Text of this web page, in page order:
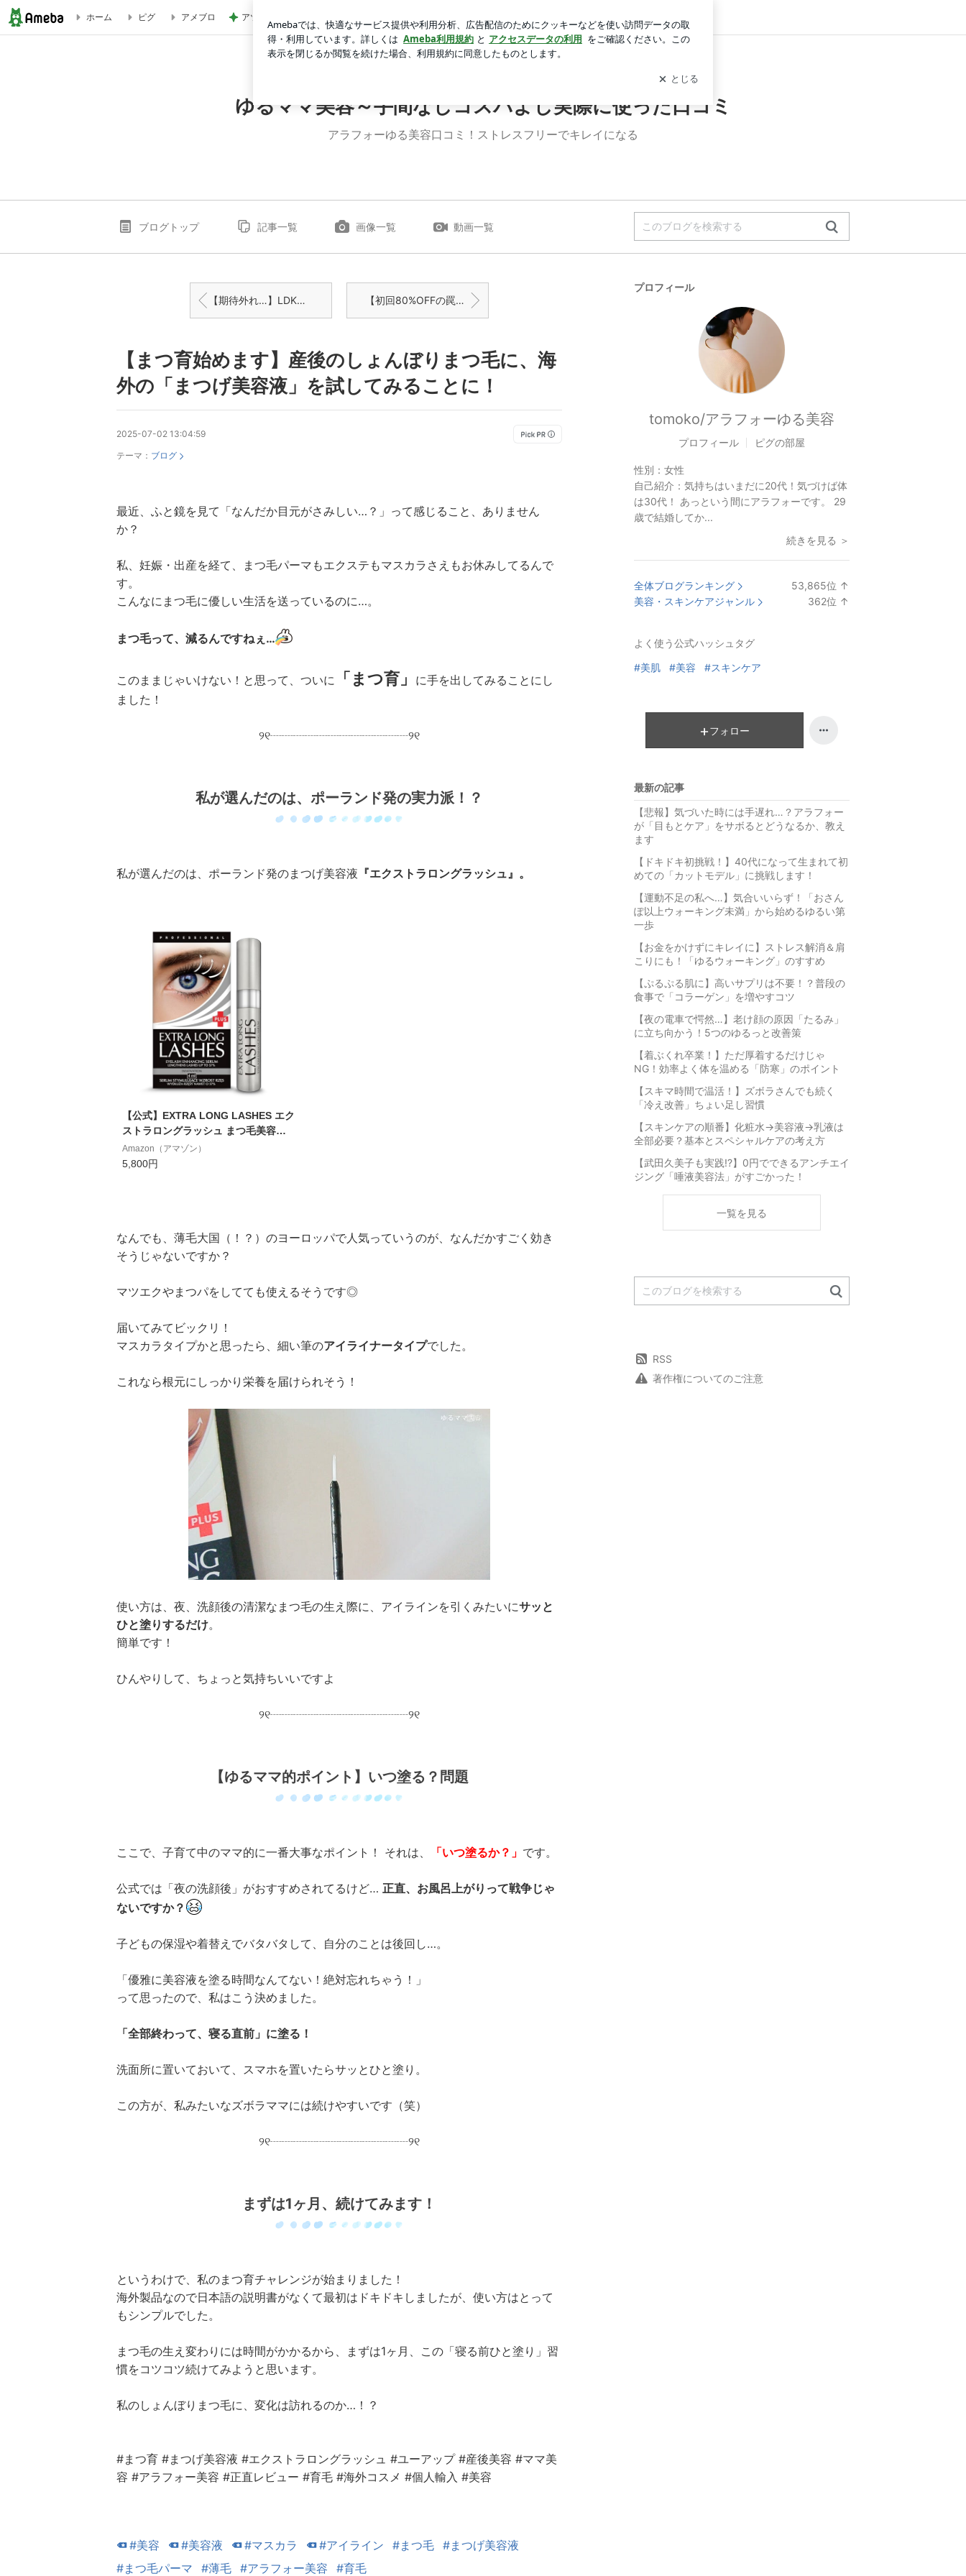
【まつ育始めます】産後のしょんぼりまつ毛に、海外の「まつげ美容液」を試してみることに！ | ゆるママ美容～手間なしコスパよし実際に使った口コミ
ホーム ピグ アメブロ アツアツで楽しすぎたライブコーナー 新規登録 ログイン
ゆるママ美容～手間なしコスパよし実際に使った口コミ
アラフォーゆる美容口コミ！ストレスフリーでキレイになる
ブログトップ 記事一覧 画像一覧 動画一覧
【期待外れ…】LDK高評価の「塗るナイトマスク」、私には合わなかった３つの理由 【初回80%OFFの罠？】国が唯一認めた「潤う肌」を作る成分配合！ライスビギンを本音でレビュー
【まつ育始めます】産後のしょんぼりまつ毛に、海
外の「まつげ美容液」を試してみることに！
2025-07-02 13:04:59
テーマ： ブログ
最近、ふと鏡を見て「なんだか目元がさみしい…？」って感じること、ありません
か？
私、妊娠・出産を経て、まつ毛パーマもエクステもマスカラさえもお休みしてるんで
す。
こんなにまつ毛に優しい生活を送っているのに…。
まつ毛って、減るんですねぇ…
このままじゃいけない！と思って、ついに 「まつ育」
に手を出してみることにし
ました！
୨୧┈┈┈┈┈┈┈┈┈┈┈┈୨୧
私が選んだのは、ポーランド発の実力派！？
私が選んだのは、ポーランド発のまつげ美容液 『エクストラロングラッシュ』。
【公式】EXTRA LONG LASHES エク
ストラロングラッシュ まつ毛美容液
まゆ毛美容液 アイラッシュセラム 4m
l
Amazon（アマゾン）
5,800円
なんでも、薄毛大国（！？）のヨーロッパで人気っていうのが、なんだかすごく効き
そうじゃないですか？
マツエクやまつパをしてても使えるそうです◎
届いてみてビックリ！
マスカラタイプかと思ったら、細い筆のアイライナータイプでした。
これなら根元にしっかり栄養を届けられそう！
使い方は、夜、洗顔後の清潔なまつ毛の生え際に、アイラインを引くみたいにサッと
ひと塗りするだけ。
簡単です！
ひんやりして、ちょっと気持ちいいですよ
୨୧┈┈┈┈┈┈┈┈┈┈┈┈୨୧
【ゆるママ的ポイント】いつ塗る？問題
ここで、子育て中のママ的に一番大事なポイント！ それは、 「いつ塗るか？」 です。
公式では「夜の洗顔後」がおすすめされてるけど… 正直、お風呂上がりって戦争じゃ
ないですか？
子どもの保湿や着替えでバタバタして、自分のことは後回し…。
「優雅に美容液を塗る時間なんてない！絶対忘れちゃう！」
って思ったので、私はこう決めました。
「全部終わって、寝る直前」に塗る！
洗面所に置いておいて、スマホを置いたらサッとひと塗り。
この方が、私みたいなズボラママには続けやすいです（笑）
୨୧┈┈┈┈┈┈┈┈┈┈┈┈୨୧
まずは1ヶ月、続けてみます！
というわけで、私のまつ育チャレンジが始まりました！
海外製品なので日本語の説明書がなくて最初はドキドキしましたが、使い方はとって
もシンプルでした。
まつ毛の生え変わりには時間がかかるから、まずは1ヶ月、この「寝る前ひと塗り」習
慣をコツコツ続けてみようと思います。
私のしょんぼりまつ毛に、変化は訪れるのか…！？
#まつ育 #まつげ美容液 #エクストラロングラッシュ #ユーアップ #産後美容 #ママ美
容 #アラフォー美容 #正直レビュー #育毛 #海外コスメ #個人輸入 #美容
#美容 #美容液 #マスカラ #アイライン #まつ毛 #まつげ美容液
#まつ毛パーマ
#薄毛 #アラフォー美容 #育毛
プロフィール
tomoko/アラフォーゆる美容
プロフィール ピグの部屋
性別： 女性
自己紹介： 気持ちはいまだに20代！気づけば体
は30代！ あっという間にアラフォーです。 29
歳で結婚してか...
続きを見る ＞
全体ブログランキング 53,865位 ↑
美容・スキンケアジャンル 362位 ↑
よく使う公式ハッシュタグ
#美肌 #美容 #スキンケア
フォロー
最新の記事
【悲報】気づいた時には手遅れ…？アラフォー
が「目もとケア」をサボるとどうなるか、教え
ます
【ドキドキ初挑戦！】40代になって生まれて初
めての「カットモデル」に挑戦します！
【運動不足の私へ…】気合いいらず！「おさん
ぽ以上ウォーキング未満」から始めるゆるい第
一歩
【お金をかけずにキレイに】ストレス解消＆肩
こりにも！「ゆるウォーキング」のすすめ
【ぷるぷる肌に】高いサプリは不要！？普段の
食事で「コラーゲン」を増やすコツ
【夜の電車で愕然…】老け顔の原因「たるみ」
に立ち向かう！5つのゆるっと改善策
【着ぶくれ卒業！】ただ厚着するだけじゃ
NG！効率よく体を温める「防寒」のポイント
【スキマ時間で温活！】ズボラさんでも続く
「冷え改善」ちょい足し習慣
【スキンケアの順番】化粧水→美容液→乳液は
全部必要？基本とスペシャルケアの考え方
【武田久美子も実践!?】0円でできるアンチエイ
ジング「唾液美容法」がすごかった！
一覧を見る
RSS
著作権についてのご注意